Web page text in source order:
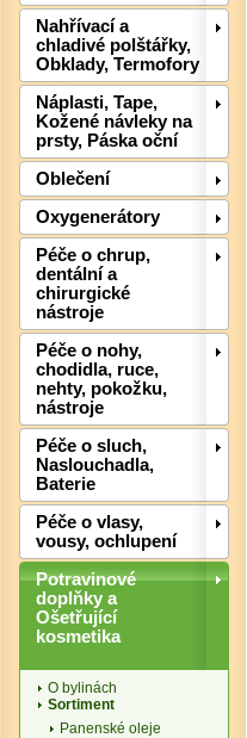
Nahřívací a
chladivé polštářky,
Obklady, Termofory
Náplasti, Tape,
Kožené návleky na
prsty, Páska oční
Oblečení
Oxygenerátory
Péče o chrup,
dentální a
chirurgické
nástroje
Péče o nohy,
chodidla, ruce,
nehty, pokožku,
nástroje
Péče o sluch,
Naslouchadla,
Baterie
Péče o vlasy,
vousy, ochlupení
Potravinové
doplňky a
Ošetřující
kosmetika
O bylinách
Sortiment
Panenské oleje